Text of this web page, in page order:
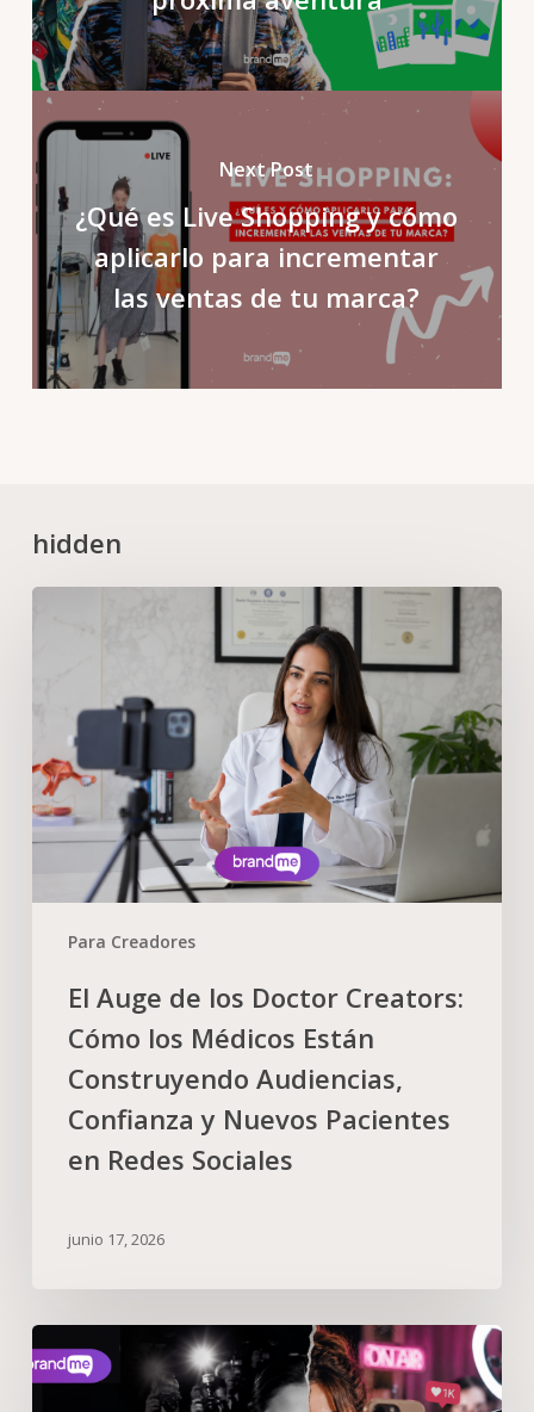
Next Post
¿Qué es Live Shopping y cómo
aplicarlo para incrementar
las ventas de tu marca?
hidden
Para Creadores
El Auge de los Doctor Creators:
Cómo los Médicos Están
Construyendo Audiencias,
Confianza y Nuevos Pacientes
en Redes Sociales
junio 17, 2026